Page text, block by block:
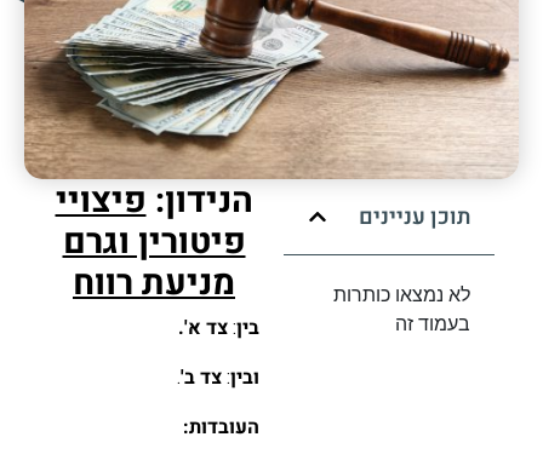
תוכן עניינים
לא נמצאו כותרות
בעמוד זה
הנידון:פיצויי
פיטורין וגרם
מניעת רווח
בין:צד א'.
ובין:צד ב'.
העובדות: